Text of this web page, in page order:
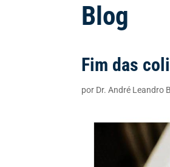
Blog
Fim das
por Dr. André Leandro